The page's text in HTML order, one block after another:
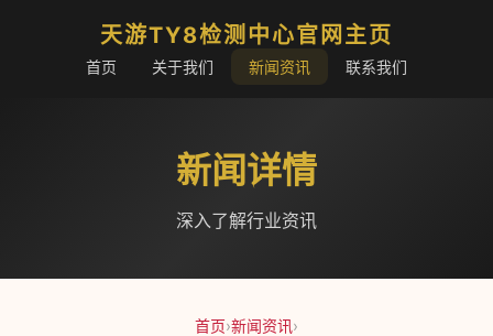
天游TY8检测中心官网主页
首页 关于我们 新闻资讯 联系我们
新闻详情
深入了解行业资讯
首页›新闻资讯›